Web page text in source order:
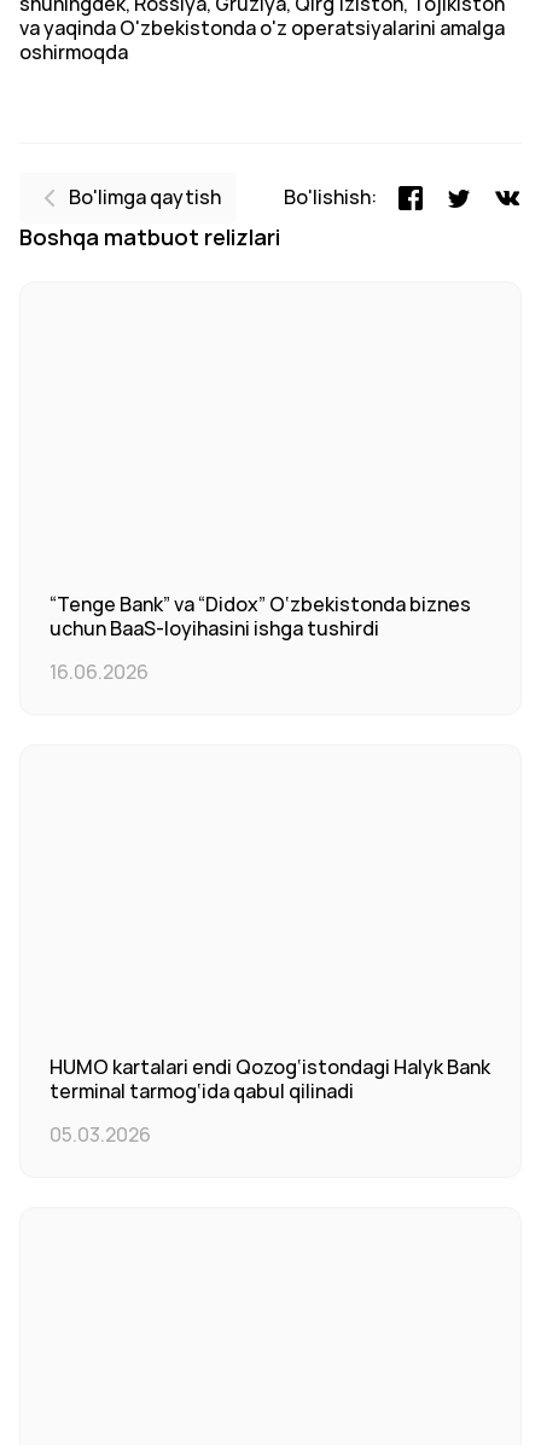
va yaqinda O'zbekistonda o'z operatsiyalarini amalga
oshirmoqda
Bo'limga qaytish Bo'lishish:
Boshqa matbuot relizlari
“Tenge Bank” va “Didox” O‘zbekistonda biznes
uchun BaaS-loyihasini ishga tushirdi
16.06.2026
HUMO kartalari endi Qozog‘istondagi Halyk Bank
terminal tarmog‘ida qabul qilinadi
05.03.2026